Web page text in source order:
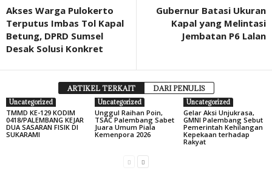
Akses Warga Pulokerto
Terputus Imbas Tol Kapal
Betung, DPRD Sumsel
Desak Solusi Konkret
Gubernur Batasi Ukuran
Kapal yang Melintasi
Jembatan P6 Lalan
ARTIKEL TERKAIT DARI PENULIS
Uncategorized
TMMD KE-129 KODIM
0418/PALEMBANG KEJAR
DUA SASARAN FISIK DI
SUKARAMI
Uncategorized
Unggul Raihan Poin,
TSAC Palembang Sabet
Juara Umum Piala
Kemenpora 2026
Uncategorized
Gelar Aksi Unjukrasa,
GMNI Palembang Sebut
Pemerintah Kehilangan
Kepekaan terhadap
Rakyat